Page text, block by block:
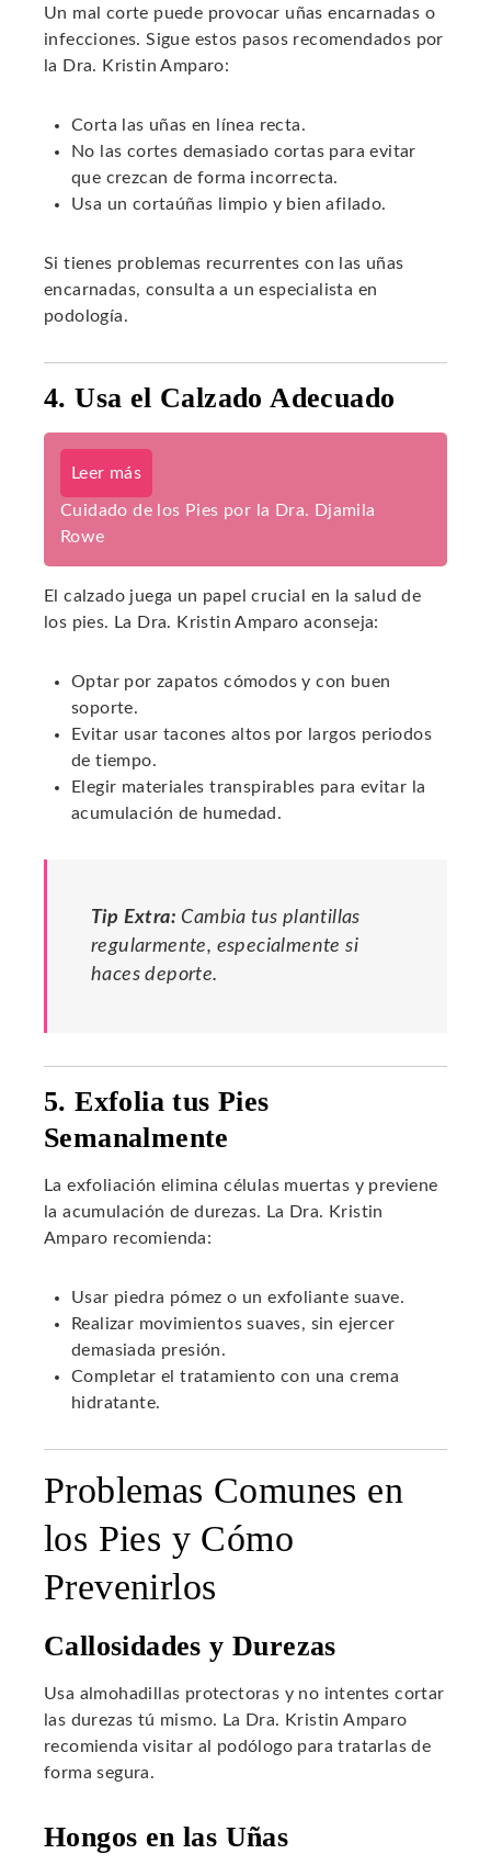
Un mal corte puede provocar uñas encarnadas o
infecciones. Sigue estos pasos recomendados por
la Dra. Kristin Amparo:
Corta las uñas en línea recta.
No las cortes demasiado cortas para evitar
que crezcan de forma incorrecta.
Usa un cortaúñas limpio y bien afilado.
Si tienes problemas recurrentes con las uñas
encarnadas, consulta a un especialista en
podología.
4. Usa el Calzado Adecuado
Leer más
Cuidado de los Pies por la Dra. Djamila
Rowe
El calzado juega un papel crucial en la salud de
los pies. La Dra. Kristin Amparo aconseja:
Optar por zapatos cómodos y con buen
soporte.
Evitar usar tacones altos por largos periodos
de tiempo.
Elegir materiales transpirables para evitar la
acumulación de humedad.
Tip Extra: Cambia tus plantillas
regularmente, especialmente si
haces deporte.
5. Exfolia tus Pies
Semanalmente
La exfoliación elimina células muertas y previene
la acumulación de durezas. La Dra. Kristin
Amparo recomienda:
Usar piedra pómez o un exfoliante suave.
Realizar movimientos suaves, sin ejercer
demasiada presión.
Completar el tratamiento con una crema
hidratante.
Problemas Comunes en
los Pies y Cómo
Prevenirlos
Callosidades y Durezas
Usa almohadillas protectoras y no intentes cortar
las durezas tú mismo. La Dra. Kristin Amparo
recomienda visitar al podólogo para tratarlas de
forma segura.
Hongos en las Uñas